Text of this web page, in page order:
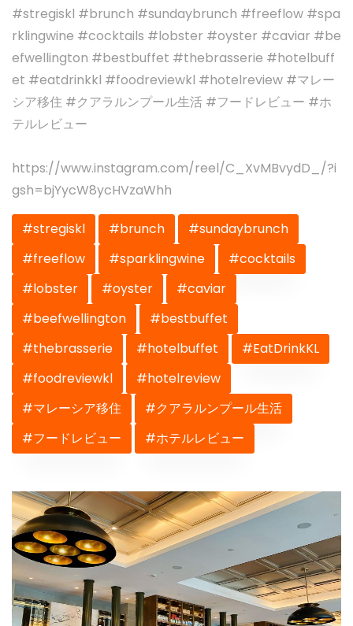
#stregiskl #brunch #sundaybrunch #freeflow #spa
rklingwine #cocktails #lobster #oyster #caviar #be
efwellington #bestbuffet #thebrasserie #hotelbuff
et #eatdrinkkl #foodreviewkl #hotelreview #マレー
シア移住 #クアラルンプール生活 #フードレビュー #ホ
テルレビュー
https://www.instagram.com/reel/C_XvMBvydD_/?i
gsh=bjYycW8ycHVzaWhh
#stregiskl #brunch
#sundaybrunch
#freeflow
#sparklingwine
#cocktails
#lobster
#oyster
#caviar
#beefwellington
#bestbuffet
#thebrasserie
#hotelbuffet
#EatDrinkKL
#foodreviewkl
#hotelreview
#マレーシア移住
#クアラルンプール生活
#フードレビュー
#ホテルレビュー